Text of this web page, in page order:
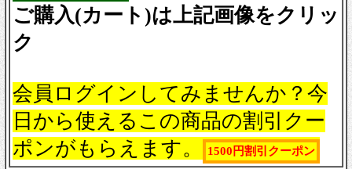
ご購入(カート)は上記画像をクリッ
ク
会員ログインしてみませんか？今
日から使えるこの商品の割引クー
ポンがもらえます。
1500円割引クーポン